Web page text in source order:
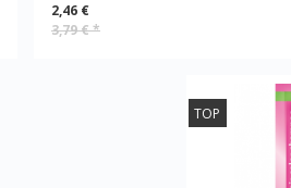
2,46 €
3,79 €*
TOP